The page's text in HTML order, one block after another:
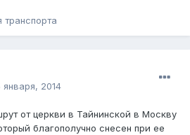
транспорта
января, 2014
от церкви в Тайнинской в Москву
благополучно снесен при ее